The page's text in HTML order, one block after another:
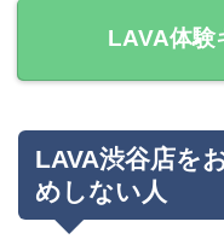
LAVA体験
LAVA渋谷店を
めしない人